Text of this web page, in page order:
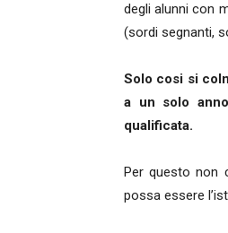
degli alunni con
(sordi segnanti,
Solo cosi si
a un solo
qualificata.
Per questo non
possa essere